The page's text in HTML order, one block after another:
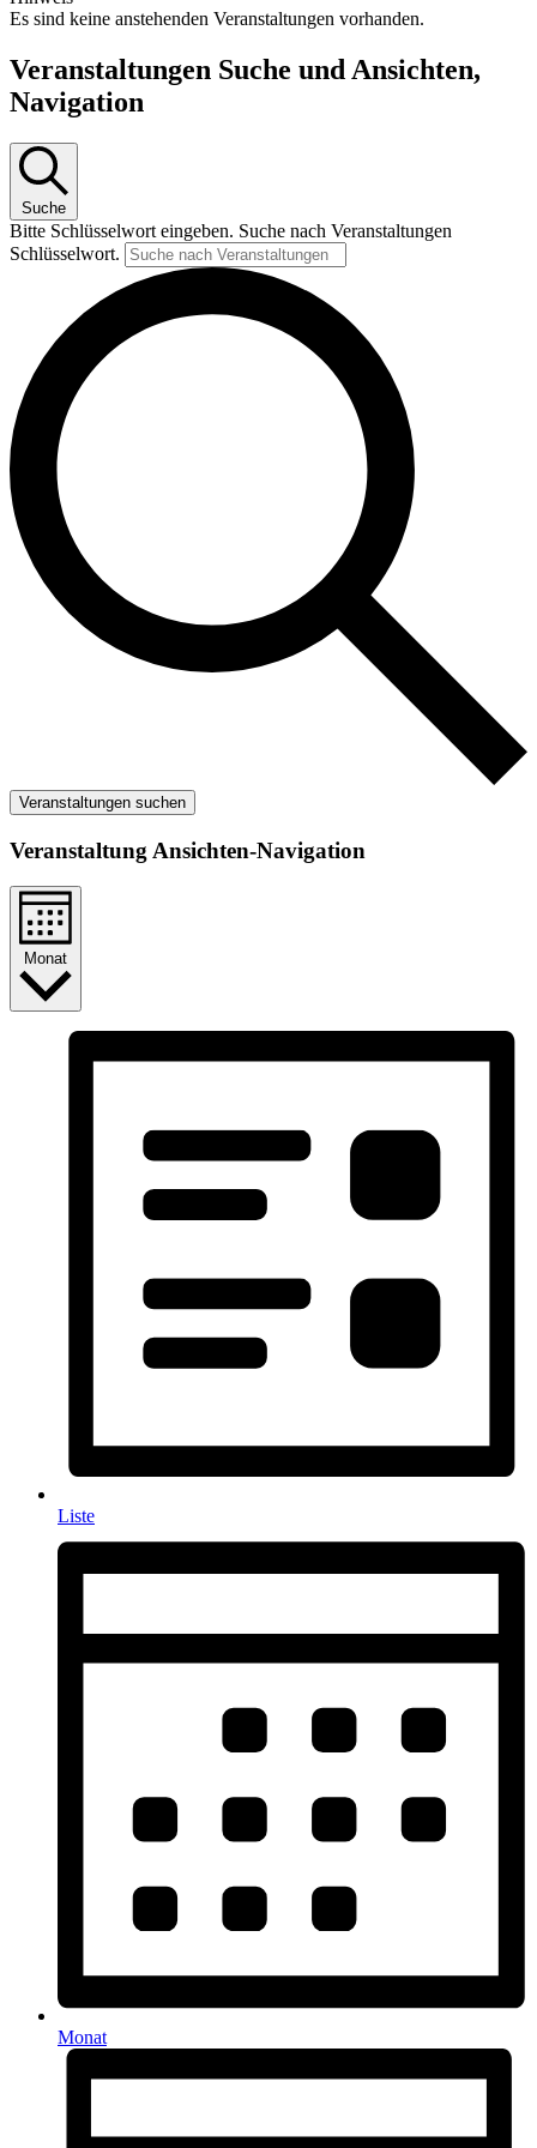
Es sind keine anstehenden Veranstaltungen vorhanden.
Veranstaltungen Suche und Ansichten,
Navigation
Suche
Bitte Schlüsselwort eingeben. Suche nach Veranstaltungen
Schlüsselwort.
Veranstaltungen suchen
Veranstaltung Ansichten-Navigation
Monat
Liste
Monat